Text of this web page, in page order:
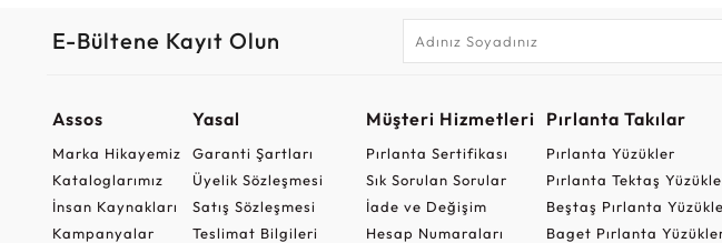
E-Bültene Kayıt Olun
Assos
Marka Hikayemiz
Kataloglarımız
İnsan Kaynakları
Kampanyalar
Yasal
Garanti Şartları
Üyelik Sözleşmesi
Satış Sözleşmesi
Teslimat Bilgileri
Müşteri Hizmetleri
Pırlanta Sertifikası
Sık Sorulan Sorular
İade ve Değişim
Hesap Numaraları
Pırlanta Takılar
Pırlanta Yüzükler
Pırlanta Tektaş
Beştaş Pırlanta
Baget Pırlanta